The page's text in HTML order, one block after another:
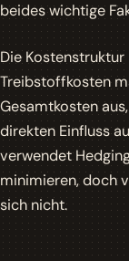
beides wichtige
Die
Treibstoffkosten
Gesamtkosten
direkten Einfluss
verwendet
minimieren, doch
sich nicht.